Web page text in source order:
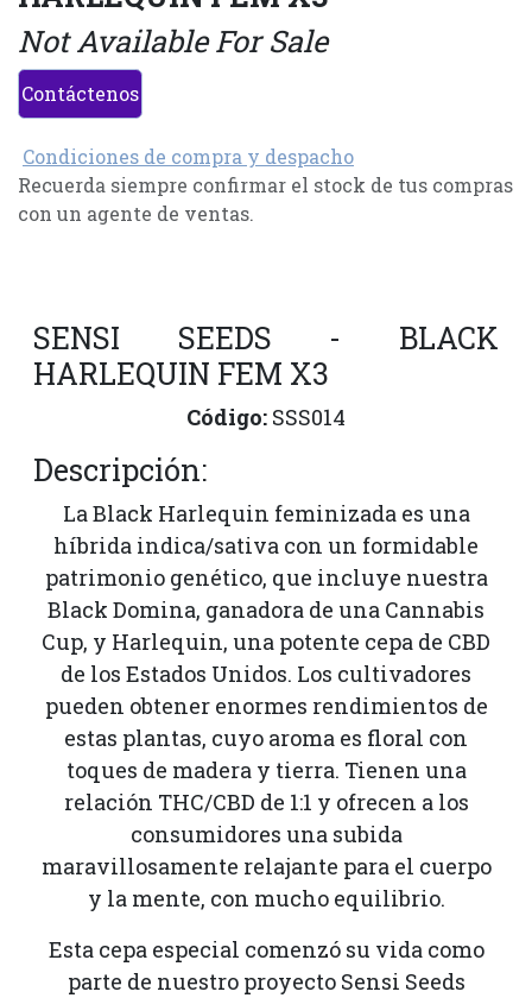
Not Available For Sale
Contáctenos
Condiciones de compra y despacho
Recuerda siempre confirmar el stock de tus compras
con un agente de ventas.
SENSI SEEDS - BLACK
HARLEQUIN FEM X3
Código: SSS014
Descripción:
La Black Harlequin feminizada es una
híbrida indica/sativa con un formidable
patrimonio genético, que incluye nuestra
Black Domina, ganadora de una Cannabis
Cup, y Harlequin, una potente cepa de CBD
de los Estados Unidos. Los cultivadores
pueden obtener enormes rendimientos de
estas plantas, cuyo aroma es floral con
toques de madera y tierra. Tienen una
relación THC/CBD de 1:1 y ofrecen a los
consumidores una subida
maravillosamente relajante para el cuerpo
y la mente, con mucho equilibrio.
Esta cepa especial comenzó su vida como
parte de nuestro proyecto Sensi Seeds